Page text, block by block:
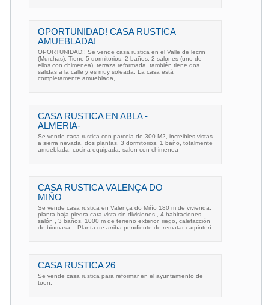
OPORTUNIDAD! CASA RUSTICA
AMUEBLADA!
OPORTUNIDAD!! Se vende casa rustica en el Valle de lecrin
(Murchas). Tiene 5 dormitorios, 2 baños, 2 salones (uno de
ellos con chimenea), terraza reformada, también tiene dos
salidas a la calle y es muy soleada. La casa está
completamente amueblada,
CASA RUSTICA EN ABLA -
ALMERIA-
Se vende casa rustica con parcela de 300 M2, increibles vistas
a sierra nevada, dos plantas, 3 dormitorios, 1 baño, totalmente
amueblada, cocina equipada, salon con chimenea
CASA RUSTICA VALENÇA DO
MIÑO
Se vende casa rustica en Valença do Miño 180 m de vivienda,
planta baja piedra cara vista sin divisiones , 4 habitaciones ,
salón , 3 baños, 1000 m de terreno exterior, riego, calefacción
de biomasa, . Planta de arriba pendiente de rematar carpinterí
CASA RUSTICA 26
Se vende casa rustica para reformar en el ayuntamiento de
toen.